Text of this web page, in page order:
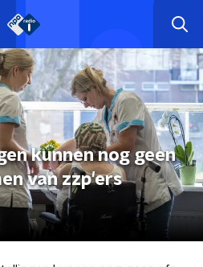
kunnen nog geen
van zzp'ers